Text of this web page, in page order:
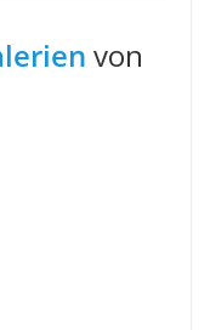
von